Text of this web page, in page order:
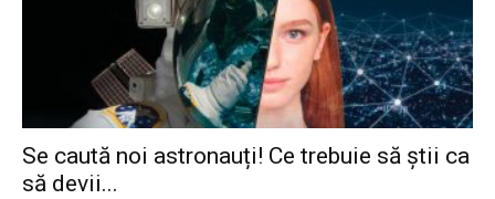
Se caută noi astronauți! Ce trebuie să știi ca
să devii...